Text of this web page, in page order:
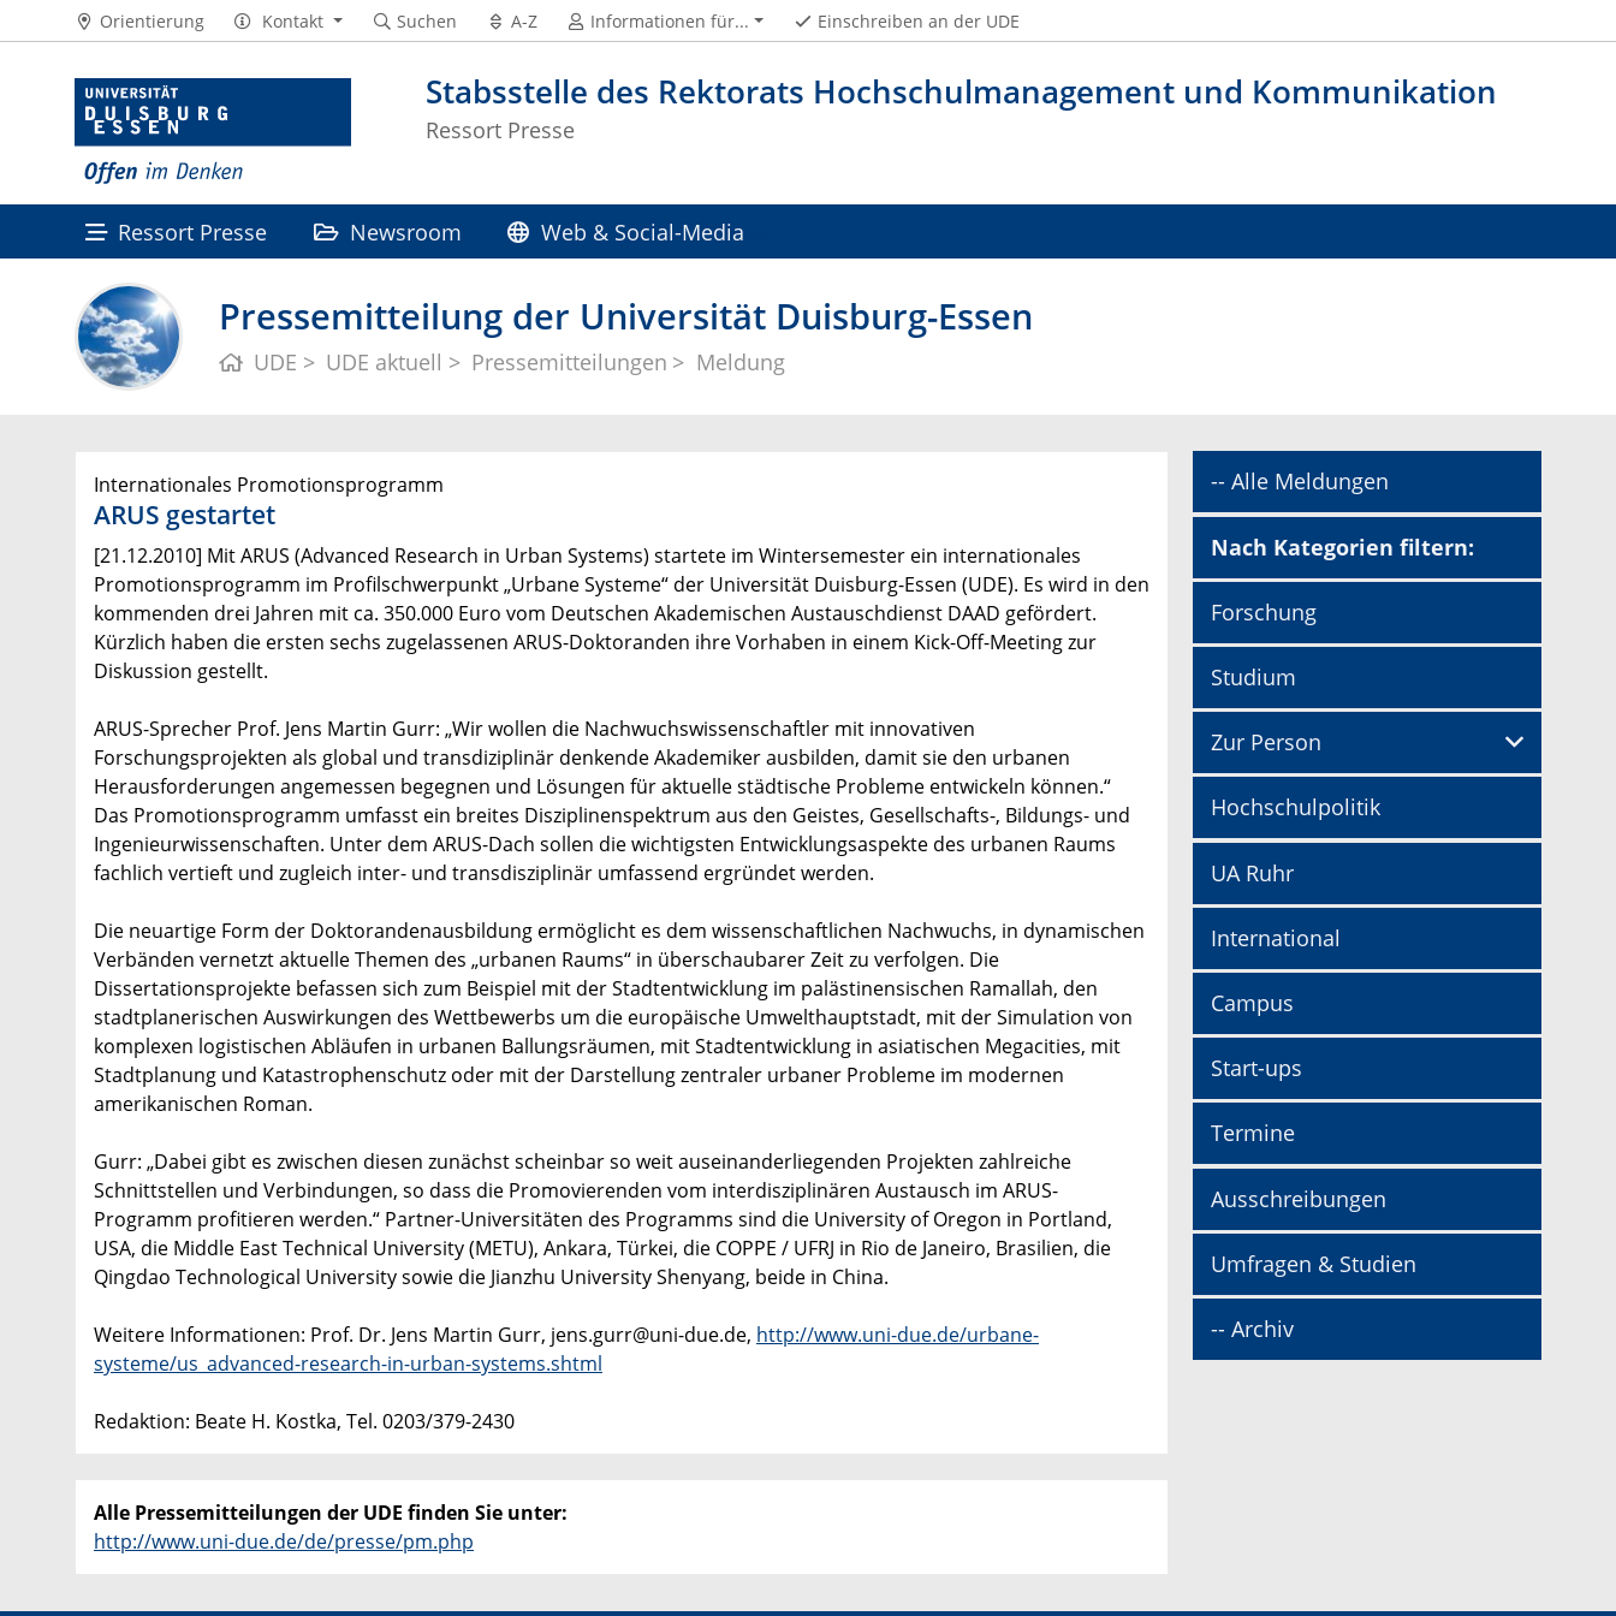
Stabsstelle des Rektorats Hochschulmanagement und Kommunikation
Ressort Presse
Orientierung Kontakt Suchen A-Z Informationen für... Einschreiben an der UDE
Ressort Presse Newsroom Web & Social-Media
Pressemitteilung der Universität Duisburg-Essen
UDE UDE aktuell Pressemitteilungen Meldung
Internationales Promotionsprogramm
ARUS gestartet
[21.12.2010] Mit ARUS (Advanced Research in Urban Systems) startete im Wintersemester ein internationales
Promotionsprogramm im Profilschwerpunkt „Urbane Systeme“ der Universität Duisburg-Essen (UDE). Es wird in den
kommenden drei Jahren mit ca. 350.000 Euro vom Deutschen Akademischen Austauschdienst DAAD gefördert.
Kürzlich haben die ersten sechs zugelassenen ARUS-Doktoranden ihre Vorhaben in einem Kick-Off-Meeting zur
Diskussion gestellt.
ARUS-Sprecher Prof. Jens Martin Gurr: „Wir wollen die Nachwuchswissenschaftler mit innovativen
Forschungsprojekten als global und transdiziplinär denkende Akademiker ausbilden, damit sie den urbanen
Herausforderungen angemessen begegnen und Lösungen für aktuelle städtische Probleme entwickeln können.“
Das Promotionsprogramm umfasst ein breites Disziplinenspektrum aus den Geistes, Gesellschafts-, Bildungs- und
Ingenieurwissenschaften. Unter dem ARUS-Dach sollen die wichtigsten Entwicklungsaspekte des urbanen Raums
fachlich vertieft und zugleich inter- und transdisziplinär umfassend ergründet werden.
Die neuartige Form der Doktorandenausbildung ermöglicht es dem wissenschaftlichen Nachwuchs, in dynamischen
Verbänden vernetzt aktuelle Themen des „urbanen Raums“ in überschaubarer Zeit zu verfolgen. Die
Dissertationsprojekte befassen sich zum Beispiel mit der Stadtentwicklung im palästinensischen Ramallah, den
stadtplanerischen Auswirkungen des Wettbewerbs um die europäische Umwelthauptstadt, mit der Simulation von
komplexen logistischen Abläufen in urbanen Ballungsräumen, mit Stadtentwicklung in asiatischen Megacities, mit
Stadtplanung und Katastrophenschutz oder mit der Darstellung zentraler urbaner Probleme im modernen
amerikanischen Roman.
Gurr: „Dabei gibt es zwischen diesen zunächst scheinbar so weit auseinanderliegenden Projekten zahlreiche
Schnittstellen und Verbindungen, so dass die Promovierenden vom interdisziplinären Austausch im ARUS-
Programm profitieren werden.“ Partner-Universitäten des Programms sind die University of Oregon in Portland,
USA, die Middle East Technical University (METU), Ankara, Türkei, die COPPE / UFRJ in Rio de Janeiro, Brasilien, die
Qingdao Technological University sowie die Jianzhu University Shenyang, beide in China.
Weitere Informationen: Prof. Dr. Jens Martin Gurr, jens.gurr@uni-due.de, http://www.uni-due.de/urbane-
systeme/us_advanced-research-in-urban-systems.shtml
Redaktion: Beate H. Kostka, Tel. 0203/379-2430
Alle Pressemitteilungen der UDE finden Sie unter:
http://www.uni-due.de/de/presse/pm.php
-- Alle Meldungen
Nach Kategorien filtern:
Forschung
Studium
Zur Person
Hochschulpolitik
UA Ruhr
International
Campus
Start-ups
Termine
Ausschreibungen
Umfragen & Studien
-- Archiv